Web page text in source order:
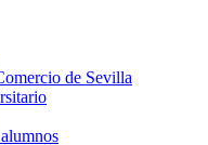
de Sevilla